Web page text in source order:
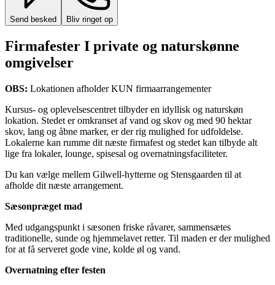
Send besked Bliv ringet op
Firmafester I private og naturskønne
omgivelser
OBS: Lokationen afholder KUN firmaarrangementer
Kursus- og oplevelsescentret tilbyder en idyllisk og naturskøn
lokation. Stedet er omkranset af vand og skov og med 90 hektar
skov, lang og åbne marker, er der rig mulighed for udfoldelse.
Lokalerne kan rumme dit næste firmafest og stedet kan tilbyde alt
lige fra lokaler, lounge, spisesal og overnatningsfaciliteter.
Du kan vælge mellem Gilwell-hytterne og Stensgaarden til at
afholde dit næste arrangement.
Sæsonpræget mad
Med udgangspunkt i sæsonen friske råvarer, sammensætes
traditionelle, sunde og hjemmelavet retter. Til maden er der mulighed
for at få serveret gode vine, kolde øl og vand.
Overnatning efter festen